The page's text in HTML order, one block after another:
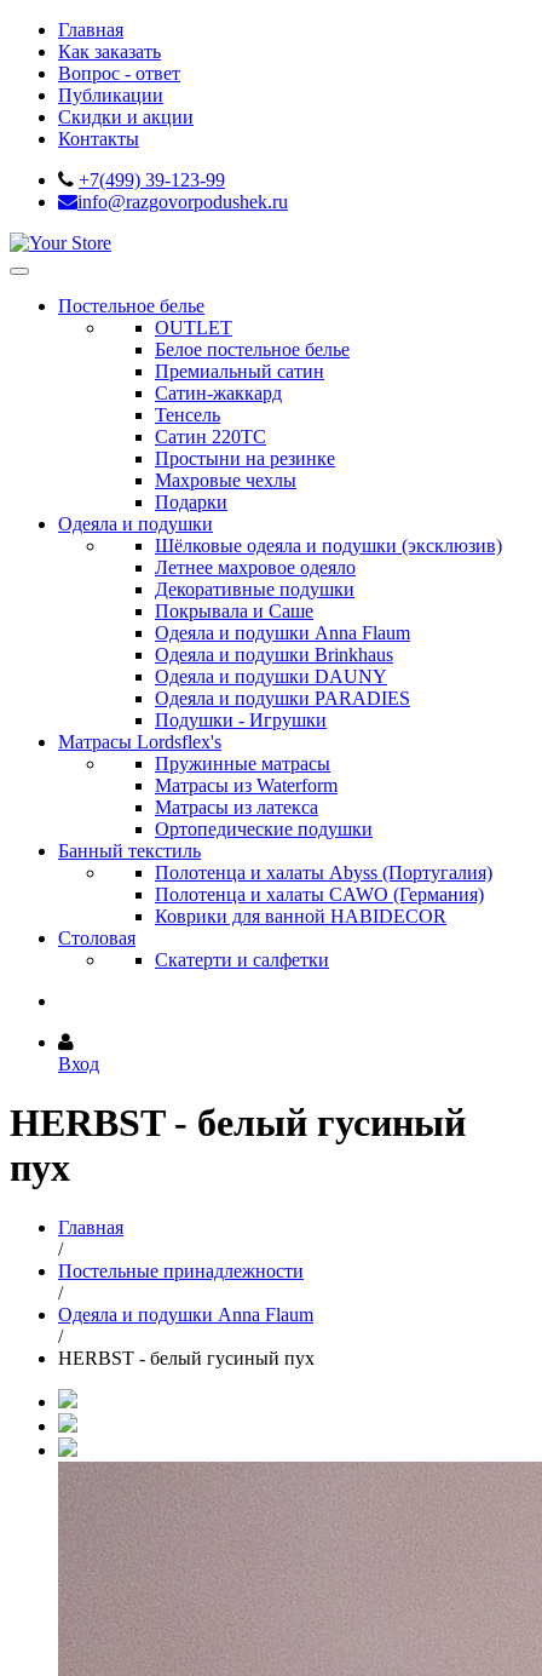
Главная
Как заказать
Вопрос - ответ
Публикации
Скидки и акции
Контакты
+7(499) 39-123-99
info@razgovorpodushek.ru
Постельное белье
OUTLET
Белое постельное белье
Премиальный сатин
Сатин-жаккард
Тенсель
Сатин 220ТС
Простыни на резинке
Махровые чехлы
Подарки
Одеяла и подушки
Шёлковые одеяла и подушки (эксклюзив)
Летнее махровое одеяло
Декоративные подушки
Покрывала и Саше
Одеяла и подушки Anna Flaum
Одеяла и подушки Brinkhaus
Одеяла и подушки DAUNY
Одеяла и подушки PARADIES
Подушки - Игрушки
Матрасы Lordsflex's
Пружинные матрасы
Матрасы из Waterform
Матрасы из латекса
Ортопедические подушки
Банный текстиль
Полотенца и халаты Abyss (Португалия)
Полотенца и халаты CAWO (Германия)
Коврики для ванной HABIDECOR
Столовая
Скатерти и салфетки
Вход
HERBST - белый гусиный
пух
Главная
/
Постельные принадлежности
/
Одеяла и подушки Anna Flaum
/
HERBST - белый гусиный пух